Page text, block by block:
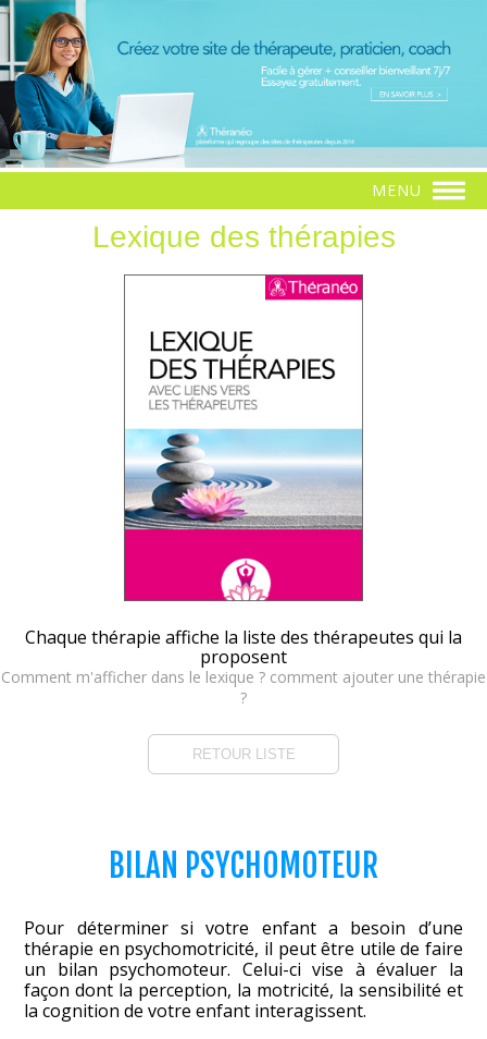
MENU
Lexique des thérapies
Chaque thérapie affiche la liste des thérapeutes qui la
proposent
Comment m'afficher dans le lexique ? comment ajouter une thérapie
?
RETOUR LISTE
BILAN PSYCHOMOTEUR
Pour déterminer si votre enfant a besoin d’une
thérapie en psychomotricité, il peut être utile de faire
un bilan psychomoteur. Celui-ci vise à évaluer la
façon dont la perception, la motricité, la sensibilité et
la cognition de votre enfant interagissent.